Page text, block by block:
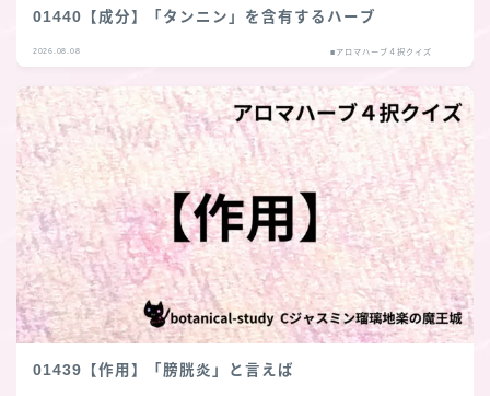
01440【成分】「タンニン」を含有するハーブ
2026.08.08 ■アロマハーブ４択クイズ
01439【作用】「膀胱炎」と言えば